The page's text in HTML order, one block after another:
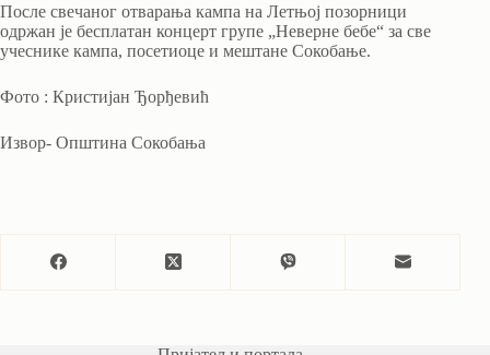
После свечаног отварања кампа на Летњој позорници
одржан је бесплатан концерт групе „Неверне бебе“ за све
учеснике кампа, посетиоце и мештане Сокобање.
Фото : Кристијан Ђорђевић
Извор- Општина Сокобања